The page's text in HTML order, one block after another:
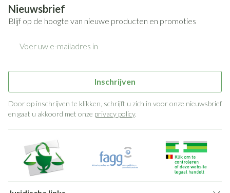
Nieuwsbrief
Blijf op de hoogte van nieuwe producten en promoties
Inschrijven
Door op inschrijven te klikken, schrijft u zich in voor onze nieuwsbrief
en gaat u akkoord met onze privacy policy.